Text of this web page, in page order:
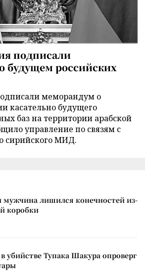
подписали
будущем российских
меморандум о
касательно будущего
баз на территории арабской
управление по связям с
сирийского МИД.
мужчина лишился конечностей из-
коробки
убийстве Тупака Шакура опроверг